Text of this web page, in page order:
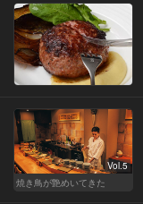
Vol.5
焼き鳥が艶めいてきた